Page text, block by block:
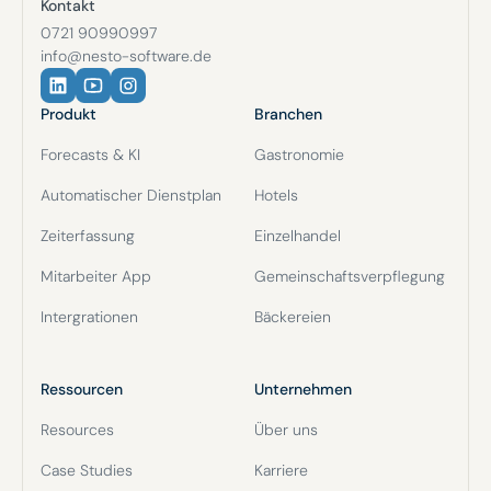
Kontakt
0721 90990997
info@nesto-software.de
Produkt
Forecasts & KI
Automatischer Dienstplan
Zeiterfassung
Mitarbeiter App
Intergrationen
Branchen
Gastronomie
Hotels
Einzelhandel
Gemeinschaftsverpflegung
Bäckereien
Ressourcen
Resources
Case Studies
Unternehmen
Über uns
Karriere